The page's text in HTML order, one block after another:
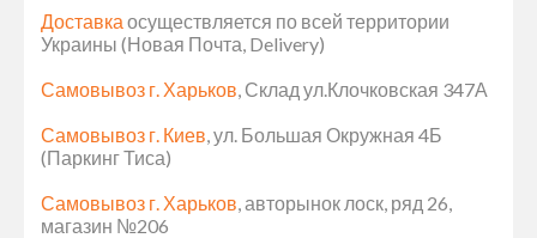
Доставка осуществляется по всей территории
Украины (Новая Почта, Delivery)
Самовывоз г. Харьков, Склад ул.Клочковская 347А
Самовывоз г. Киев, ул. Большая Окружная 4Б
(Паркинг Тиса)
Самовывоз г. Харьков, авторынок лоск, ряд 26,
магазин №206